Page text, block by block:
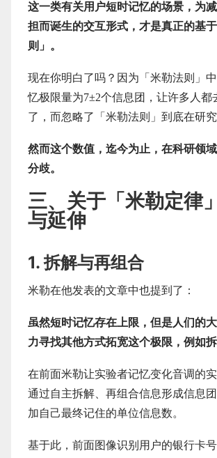
这一类有关用户短时记忆的场景，为
担而诞生的交互形式，才是真正的基
则」。
现在你明白了吗？因为「米勒法则」
忆极限量为7±2个信息团，让许多人都
了，而忽略了「米勒法则」到底在研究
然而这个数值，迄今为止，在科研领
分歧。
三、关于「米勒定律
与延伸
1. 拆解与再组合
米勒在他发表的文章中也提到了：
虽然短时记忆存在上限，但是人们的
力寻找其他方式拓宽这个极限，例如拆
在前面米勒让实验者记忆变化音调的
通过自主拆解、再组合信息形成信息
加自己最终记住的单位信息数。
基于此，前面图像识别用户的银行卡